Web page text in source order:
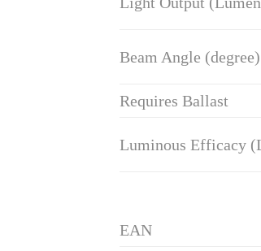
Beam Angle (degree)
Requires Ballast
Luminous Efficacy
EAN